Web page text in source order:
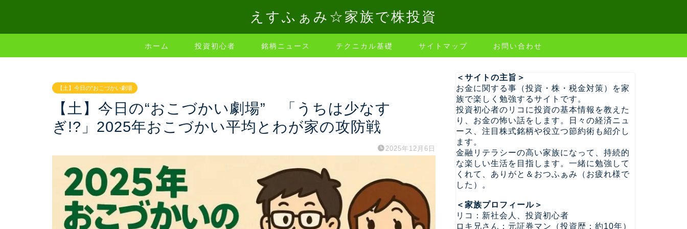
えすふぁみ☆家族で株投資
ホーム 投資初心者 銘柄ニュース テクニカル基礎 サイトマップ お問い合わせ
【土】今日の“おこづかい劇場
【土】今日の“おこづかい劇場” 「うちは少なす
ぎ!?」2025年おこづかい平均とわが家の攻防戦
2025年12月6日
＜サイトの主旨＞
お金に関する事（投資・株・税金対策）を家
族で楽しく勉強するサイトです。
投資初心者のリコに投資の基本情報を教えた
り、お金の怖い話をします。日々の経済ニュ
ース、注目株式銘柄や役立つ節約術も紹介し
ます。
金融リテラシーの高い家族になって、持続的
な楽しい生活を目指します。一緒に勉強して
くれて、ありがと＆おつふぁみ（お疲れ様で
した）。
＜家族プロフィール＞
リコ：新社会人、投資初心者
ロキ兄さん：元証券マン（投資歴：約10年）